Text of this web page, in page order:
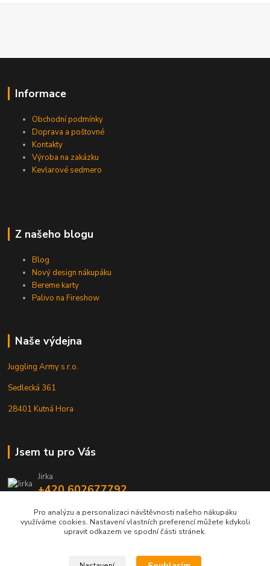
Informace
Obchodní podmínky
Doprava a poštovné
Kontakty
Výroba na zakázku
Kevlarové sedmero
Z našeho blogu
Blog
Nový design nákupáku
Bereme karty
Palivo na Fireshow
Naše výdejna
Juggling Army s.r.o.
Sedlecká 361
28401 Kutná Hora
Jsem tu pro Vás
Jirka
+420 602677792
info@jarmy.cz
Pro analýzu a personalizaci návštěvnosti našeho nákupáku
využíváme cookies. Nastavení vlastních preferencí můžete kdykoli
upravit odkazem ve spodní části stránek.